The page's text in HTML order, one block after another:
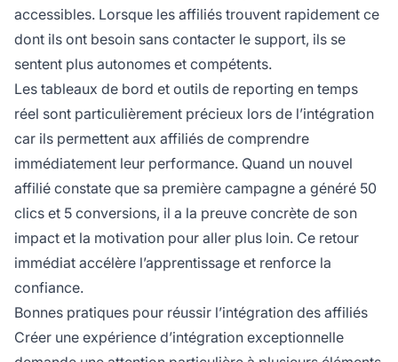
accessibles. Lorsque les affiliés trouvent rapidement ce
dont ils ont besoin sans contacter le support, ils se
sentent plus autonomes et compétents.
Les tableaux de bord et outils de reporting en temps
réel sont particulièrement précieux lors de l’intégration
car ils permettent aux affiliés de comprendre
immédiatement leur performance. Quand un nouvel
affilié constate que sa première campagne a généré 50
clics et 5 conversions, il a la preuve concrète de son
impact et la motivation pour aller plus loin. Ce retour
immédiat accélère l’apprentissage et renforce la
confiance.
Bonnes pratiques pour réussir l’intégration des affiliés
Créer une expérience d’intégration exceptionnelle